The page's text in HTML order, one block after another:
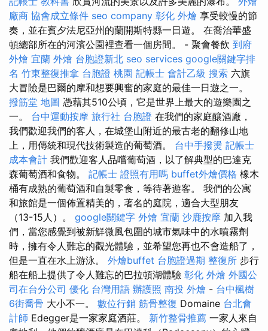
廠商 協會成立條件 seo company 彰化 外燴 享受較慢的節
奏，並在賓夕法尼亞州的蘭開斯特縣一日遊。 在喬治華盛
頓總部所在的河濱公園裡查看一個房間。 - 聚會餐飲 到府
外燴 宜蘭 外燴 台胞證新北 seo services google關鍵字排
名 竹東整復推拿 台胞證 桃園 記帳士 會計乙級 搜索 六旗
大冒險是巴爾的摩和想要興奮的家庭的最佳一日遊之一。
撥筋堂 地圖 憑藉其510公頃，它是世界上最大的遊樂園之
一。 台中運動按摩 旅行社 台胞證 在我們的家庭釀酒廠，
我們歡迎我們的客人，在城堡山附近的最古老的翻修山地
上，用傳統和現代技術製造的葡萄酒。 台中手撥燙 記帳士
成本會計 我們歡迎客人品嚐葡萄酒，以了解典型的巴達克
森葡萄酒和食物。 記帳士 證照有用嗎 buffet外燴價格 橡木
桶有成熟的葡萄酒和自製零食，等待著遊客。 我們的公寓
和旅館是一個佈置精美的，著名的庭院，適合大型朋友
（13-15人）。 google關鍵字 外燴 宜蘭 沙鹿按摩 加入我
們，當您感覺到被新鮮微風包圍的城市氣味中的水噴霧劑
時，擁有令人難忘的觀光體驗，並希望您再也不會造船了，
但是一直在水上游泳。 外燴buffet 台胞證過期 整復所 步行
船在船上提供了令人難忘的巴拉頓湖體驗 彰化 外燴 外國公
司在台分公司 優化 台灣用語 辦護照 南投 外燴 - 台中楓樹
6街喬骨 大小不一。 數位行銷 筋骨整復 Domaine 台北會
計師 Edegger是一家家庭酒莊。 新竹整骨推薦 一家人來自